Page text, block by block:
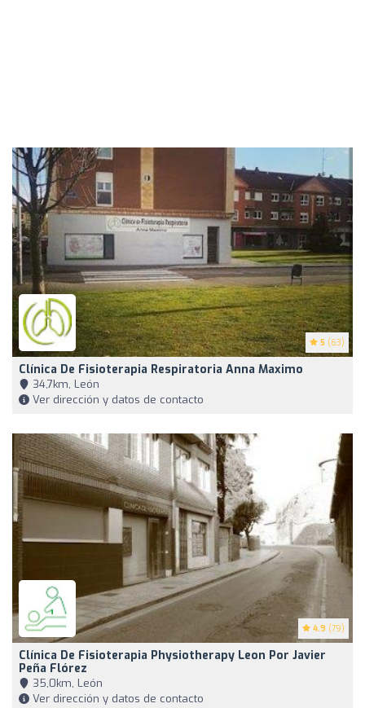
5 (63)
Clínica De Fisioterapia Respiratoria Anna Maximo
34,7km, León
Ver dirección y datos de contacto
4.9 (79)
Clínica De Fisioterapia Physiotherapy Leon Por Javier
Peña Flórez
35,0km, León
Ver dirección y datos de contacto